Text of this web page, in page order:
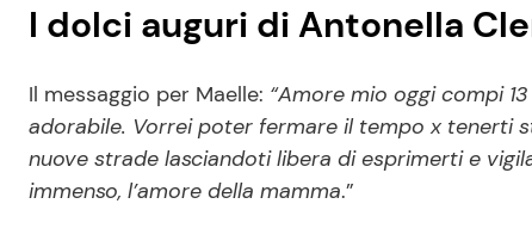
I dolci auguri di Antonella
Il messaggio per Maelle: “Amore mio oggi compi
adorabile. Vorrei poter fermare il tempo x tenerti
nuove strade lasciandoti libera di esprimerti e
immenso, l’amore della mamma.”